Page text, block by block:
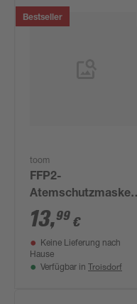
Bestseller
toom
FFP2-
Atemschutzmaske
mit Ventil, 5 Stück
13,99 €
Keine Lieferung nach
Hause
Verfügbar in Troisdorf